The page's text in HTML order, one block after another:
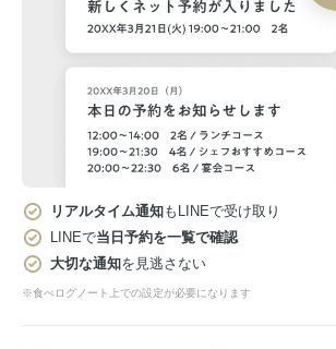
リアルタイム通知もLINEで受け取り
LINEで当日予約を一覧で確認
大切な通知を見逃さない
※食べログノート上での設定が必要になります